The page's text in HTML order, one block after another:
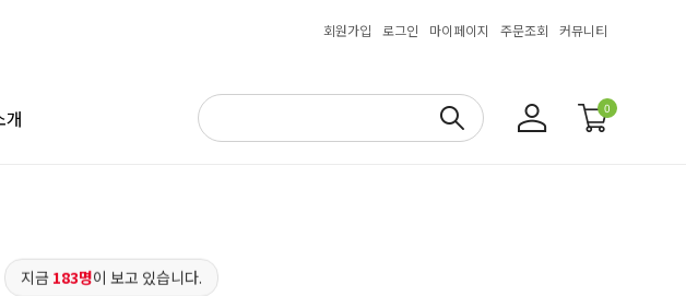
회원가입 로그인 마이페이지 주문조회 커뮤니티
개 0
지금 183명이 보고 있습니다.